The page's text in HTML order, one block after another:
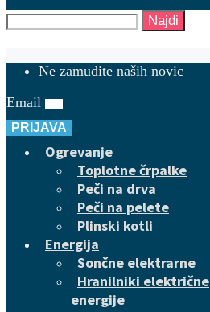
Najdi
Ne zamudite naših novic
Email
PRIJAVA
Ogrevanje
Toplotne črpalke
Peči na drva
Peči na pelete
Plinski kotli
Energija
Sončne elektrarne
Hranilniki električne
energije